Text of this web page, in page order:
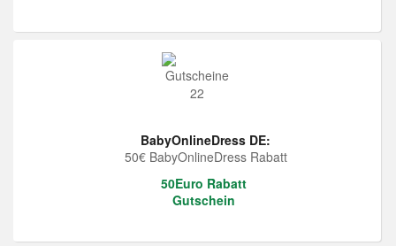
BabyOnlineDress DE:
50€ BabyOnlineDress Rabatt
50Euro Rabatt
Gutschein